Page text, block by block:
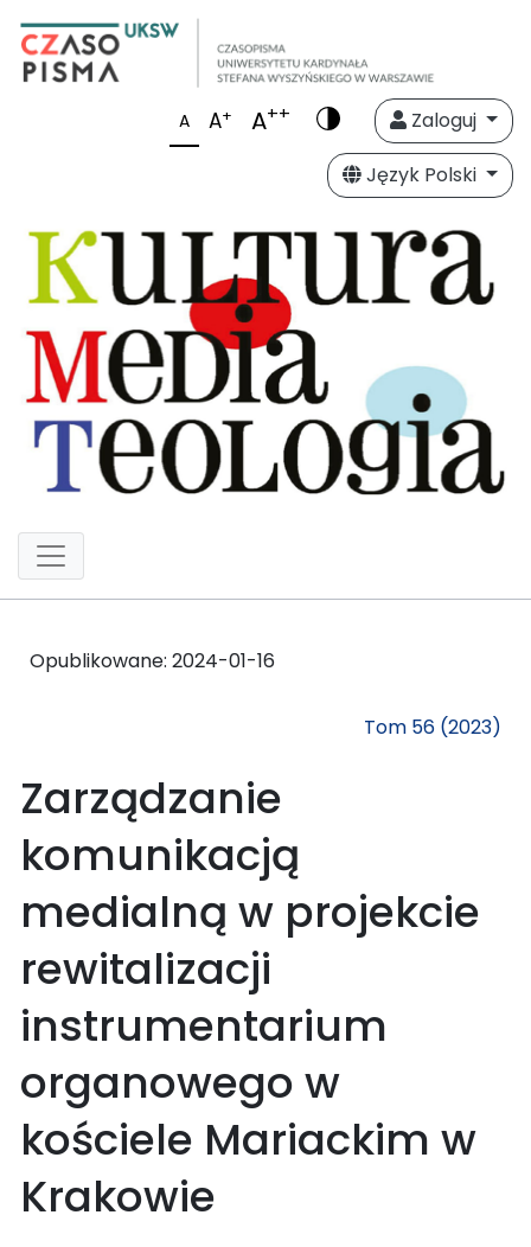
A A+ A++
Zaloguj
Język Polski
Opublikowane: 2024-01-16
Tom 56 (2023)
Zarządzanie
komunikacją
medialną w projekcie
rewitalizacji
instrumentarium
organowego w
kościele Mariackim w
Krakowie